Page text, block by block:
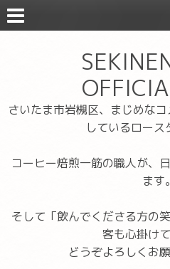
さいたま市岩槻区、まじめな
しているロース
コーヒー焙煎一筋の職人が、
ます。
そして「飲んでくださる方の
客も心掛けて
どうぞよろしくお